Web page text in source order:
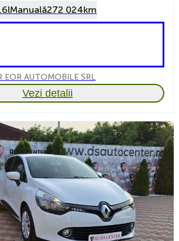
Manuală272 024km
EOR AUTOMOBILE SRL
Vezi detalii